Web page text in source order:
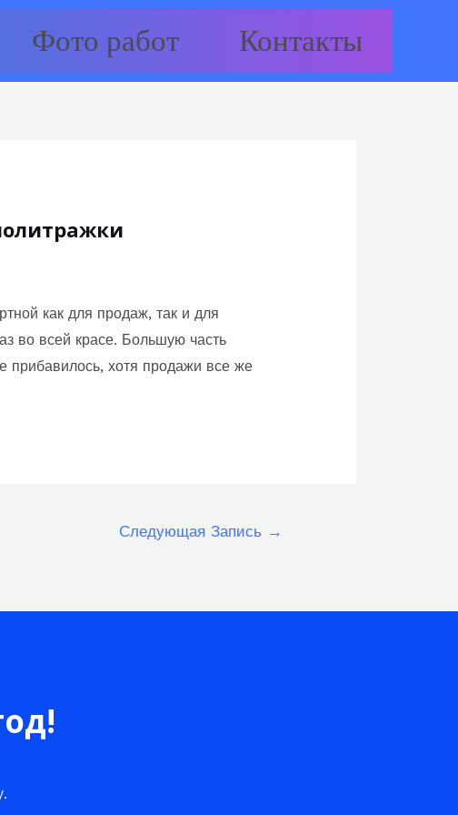
Фото работ Контакты
как для продаж, так и для
во всей красе. Большую часть
прибавилось, хотя продажи все же
Следующая Запись →